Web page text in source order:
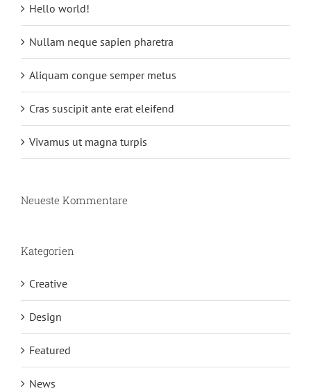
Hello world!
Nullam neque sapien pharetra
Aliquam congue semper metus
Cras suscipit ante erat eleifend
Vivamus ut magna turpis
Neueste Kommentare
Kategorien
Creative
Design
Featured
News